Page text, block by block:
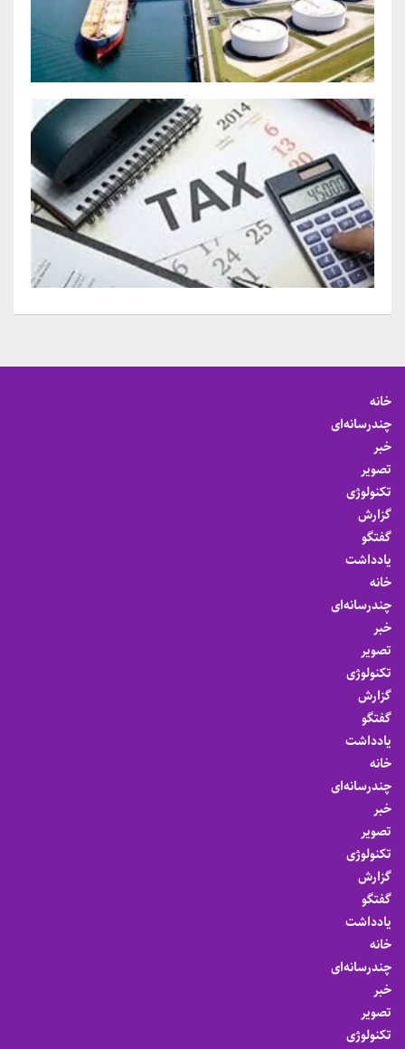
خانه
چندرسانه‌ای
خبر
تصویر
تکنولوژی
گزارش
گفتگو
یادداشت
خانه
چندرسانه‌ای
خبر
تصویر
تکنولوژی
گزارش
گفتگو
یادداشت
خانه
چندرسانه‌ای
خبر
تصویر
تکنولوژی
گزارش
گفتگو
یادداشت
خانه
چندرسانه‌ای
خبر
تصویر
تکنولوژی